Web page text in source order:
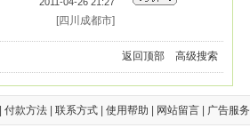
[四川成都市]
返回顶部 高级搜索
付款方法| 联系方式| 使用帮助 网站留言| 广告服务